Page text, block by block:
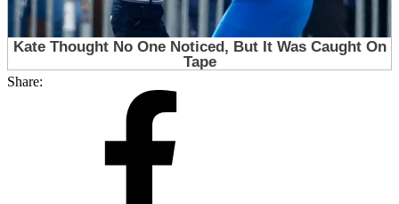
Share: